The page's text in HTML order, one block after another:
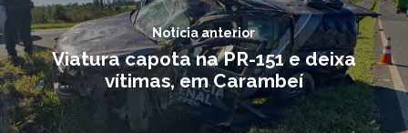
Notícia anterior
Viatura capota na PR-151 e deixa
vítimas, em Carambeí